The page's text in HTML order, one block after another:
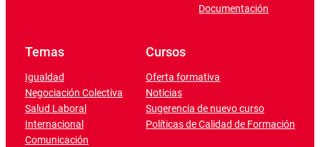
Documentación
Temas
Igualdad
Negociación Colectiva
Salud Laboral
Internacional
Comunicación
Cursos
Oferta formativa
Noticias
Sugerencia de nuevo curso
Políticas de Calidad de Formación